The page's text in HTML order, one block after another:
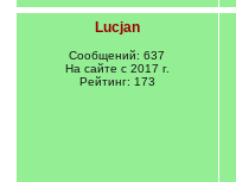
Lucjan
Сообщений: 637
На сайте с 2017 г.
Рейтинг: 173